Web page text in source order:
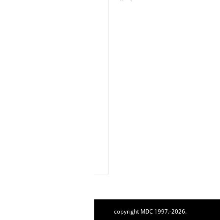
copyright MDC 1997.-2026.